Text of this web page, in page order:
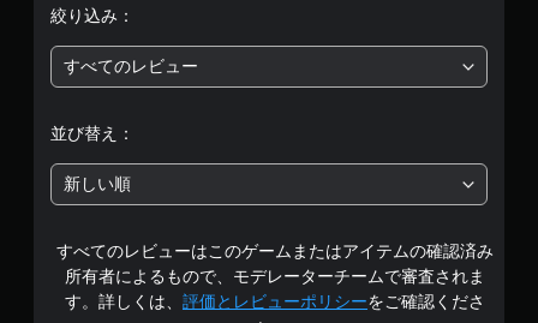
は
5
階
中
の
2
絞り込み：
すべてのレビュー
並び替え：
新しい順
すべてのレビューはこのゲームまたはアイテムの確認済み
所有者によるもので、モデレーターチームで審査されま
す。詳しくは、 評価とレビューポリシーをご確認くださ